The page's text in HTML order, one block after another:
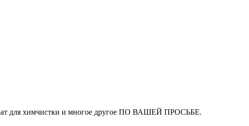
для химчистки и многое другое ПО ВАШЕЙ ПРОСЬБЕ.